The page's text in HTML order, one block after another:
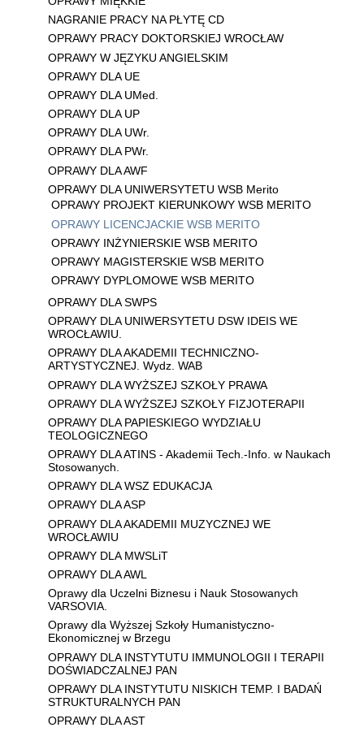
NAGRANIE PRACY NA PŁYTĘ CD
OPRAWY PRACY DOKTORSKIEJ WROCŁAW
OPRAWY W JĘZYKU ANGIELSKIM
OPRAWY DLA UE
OPRAWY DLA UMed.
OPRAWY DLA UP
OPRAWY DLA UWr.
OPRAWY DLA PWr.
OPRAWY DLA AWF
OPRAWY DLA UNIWERSYTETU WSB Merito
OPRAWY PROJEKT KIERUNKOWY WSB MERITO
OPRAWY LICENCJACKIE WSB MERITO
OPRAWY INŻYNIERSKIE WSB MERITO
OPRAWY MAGISTERSKIE WSB MERITO
OPRAWY DYPLOMOWE WSB MERITO
OPRAWY DLA SWPS
OPRAWY DLA UNIWERSYTETU DSW IDEIS WE
WROCŁAWIU.
OPRAWY DLA AKADEMII TECHNICZNO-
ARTYSTYCZNEJ. Wydz. WAB
OPRAWY DLA WYŻSZEJ SZKOŁY PRAWA
OPRAWY DLA WYŻSZEJ SZKOŁY FIZJOTERAPII
OPRAWY DLA PAPIESKIEGO WYDZIAŁU
TEOLOGICZNEGO
OPRAWY DLA ATINS - Akademii Tech.-Info. w Naukach
Stosowanych.
OPRAWY DLA WSZ EDUKACJA
OPRAWY DLA ASP
OPRAWY DLA AKADEMII MUZYCZNEJ WE
WROCŁAWIU
OPRAWY DLA MWSLiT
OPRAWY DLA AWL
Oprawy dla Uczelni Biznesu i Nauk Stosowanych
VARSOVIA.
Oprawy dla Wyższej Szkoły Humanistyczno-
Ekonomicznej w Brzegu
OPRAWY DLA INSTYTUTU IMMUNOLOGII I TERAPII
DOŚWIADCZALNEJ PAN
OPRAWY DLA INSTYTUTU NISKICH TEMP. I BADAŃ
STRUKTURALNYCH PAN
OPRAWY DLA AST